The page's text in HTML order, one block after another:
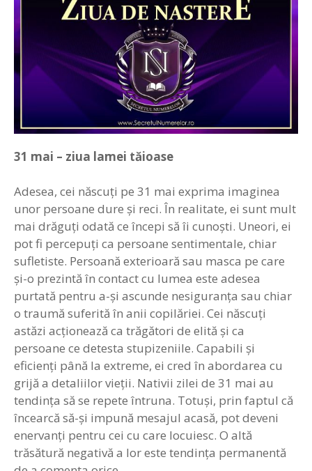
31 mai – ziua lamei tăioase
Adesea, cei născuţi pe 31 mai exprima imaginea
unor persoane dure şi reci. În realitate, ei sunt mult
mai drăguţi odată ce începi să îi cunoşti. Uneori, ei
pot fi percepuţi ca persoane sentimentale, chiar
sufletiste. Persoană exterioară sau masca pe care
şi-o prezintă în contact cu lumea este adesea
purtată pentru a-şi ascunde nesiguranţa sau chiar
o traumă suferită în anii copilăriei. Cei născuţi
astăzi acţionează ca trăgători de elită şi ca
persoane ce detesta stupizeniile. Capabili şi
eficienţi până la extreme, ei cred în abordarea cu
grijă a detaliilor vieţii. Nativii zilei de 31 mai au
tendinţa să se repete întruna. Totuşi, prin faptul că
încearcă să-şi impună mesajul acasă, pot deveni
enervanţi pentru cei cu care locuiesc. O altă
trăsătură negativă a lor este tendinţa permanentă